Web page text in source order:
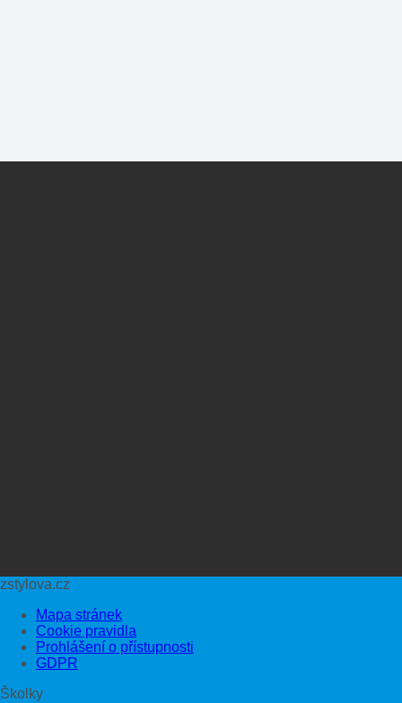
zstylova.cz
Mapa stránek
Cookie pravidla
Prohlášení o přístupnosti
GDPR
Školky